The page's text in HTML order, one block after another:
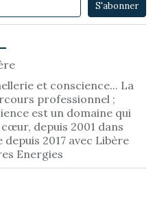
et conscience... La
professionnel ;
est un domaine qui
depuis 2001 dans
2017 avec Libère
Energies